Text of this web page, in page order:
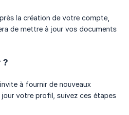
la création de votre compte,
de mettre à jour vos documents
?
à fournir de nouveaux
votre profil, suivez ces étapes